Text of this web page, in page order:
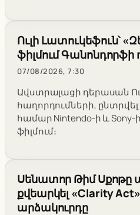
Ուլի Լատուկեֆուն՝
ֆիլմում
07/08/2026, 7:30
Ավստրալացի դերասան
հաղորդումների,
համար Nintendo-ի և Sony-
ֆիլմում։
Սենատոր Թիմ Սքոթը
քվեարկել «Clarity
արձակուրդը